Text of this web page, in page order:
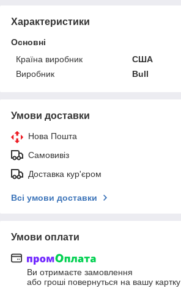
Характеристики
Основні
Країна виробник
США
Виробник
Bull
Умови доставки
Нова Пошта
Самовивіз
Доставка кур'єром
Всі умови доставки
Умови оплати
Ви отримаєте замовлення
або гроші повернуться на вашу картку